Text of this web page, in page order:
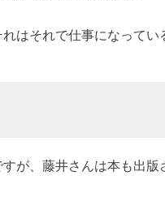
はそれで仕事になってい
が、藤井さんは本も出